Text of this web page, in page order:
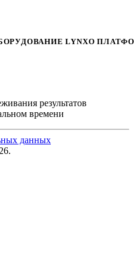
LYNXО
результатов
времени
данных